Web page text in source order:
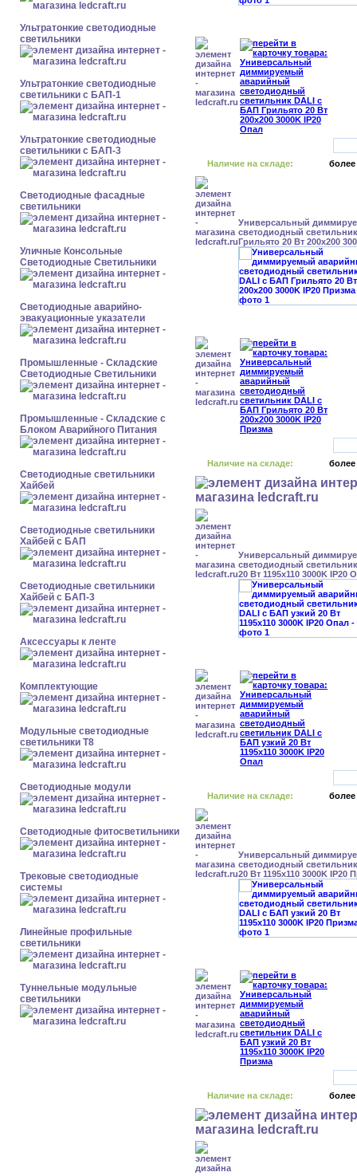
Ультратонкие светодиодные
светильники
Ультратонкие светодиодные
светильники с БАП-1
Ультратонкие светодиодные
светильники с БАП-3
Светодиодные фасадные
светильники
Уличные Консольные
Светодиодные Светильники
Светодиодные аварийно-
эвакуационные указатели
Промышленные - Складские
Светодиодные Светильники
Промышленные - Складские с
Блоком Аварийного Питания
Светодиодные светильники
Хайбей
Светодиодные светильники
Хайбей с БАП
Светодиодные светильники
Хайбей с БАП-3
Аксессуары к ленте
Комплектующие
Модульные светодиодные
светильники Т8
Светодиодные модули
Светодиодные фитосветильники
Трековые светодиодные
системы
Линейные профильные
светильники
Туннельные модульные
светильники
Наличие на складе: более
Универсальный
светодиодный
Грильято 20 Вт 200x200
Наличие на складе: более
Универсальный
светодиодный
20 Вт 1195x110 3000K IP20
Наличие на складе: более
Универсальный
светодиодный
20 Вт 1195x110 3000K IP20
Наличие на складе: более